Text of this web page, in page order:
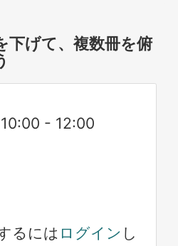
下げて、複数冊を俯
- 12:00
るには ログイン し